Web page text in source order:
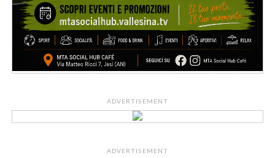
ADVERTISEMENT
ADVERTISEMENT